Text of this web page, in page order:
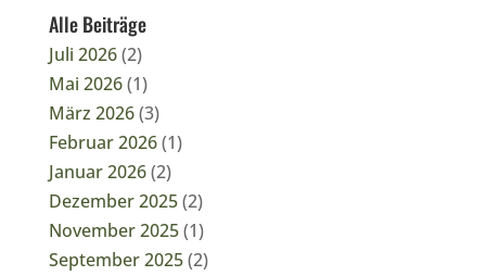
Alle Beiträge
Juli 2026(2)
Mai 2026(1)
März 2026(3)
Februar 2026(1)
Januar 2026(2)
Dezember 2025(2)
November 2025(1)
September 2025(2)